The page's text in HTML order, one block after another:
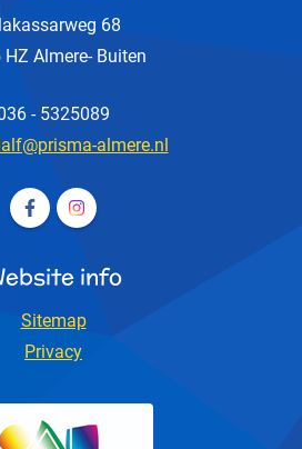
68
HZ Almere- Buiten
- 5325089
almere.nl
Volg ons op Facebook PCB De
Volg ons op Instagram
info
Sitemap
Privacy